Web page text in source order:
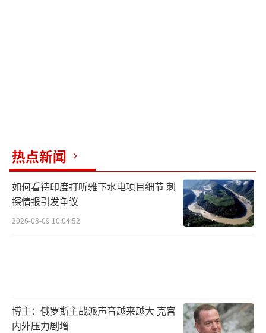
热点新闻
如何看待印度打听雅下水电项目细节 刺
探情报引发争议
2026-08-09 10:04:52
博主：俄罗斯主战派声音越来越大 克宫
内外压力剧增